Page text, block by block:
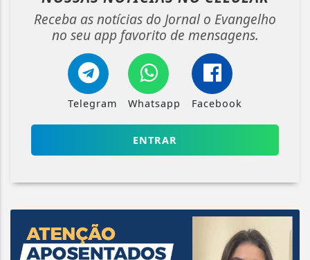
Receba as notícias do Jornal o Evangelho
no seu app favorito de mensagens.
Telegram Whatsapp Facebook
ENTRAR